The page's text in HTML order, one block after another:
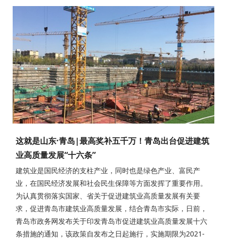
这就是山东·青岛|最高奖补五千万！青岛出台促进建筑
业高质量发展“十六条”
建筑业是国民经济的支柱产业，同时也是绿色产业、富民产
业，在国民经济发展和社会民生保障等方面发挥了重要作用。
为认真贯彻落实国家、省关于促进建筑业高质量发展有关要
求，促进青岛市建筑业高质量发展，结合青岛市实际，日前，
青岛市政务网发布关于印发青岛市促进建筑业高质量发展十六
条措施的通知，该政策自发布之日起施行，实施期限为2021-